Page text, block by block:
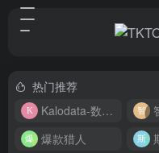
热门推荐
Kalodata-数据分析平台
爆款猎人